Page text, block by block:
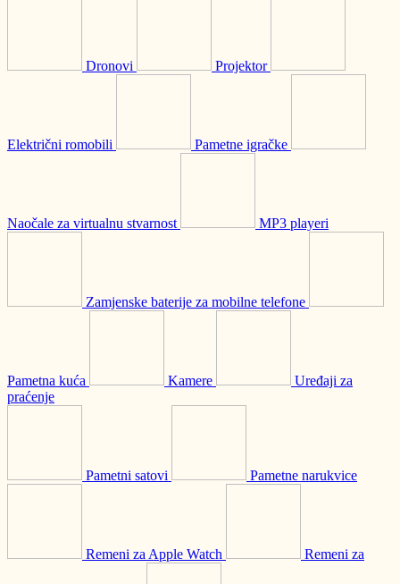
Dronovi Projektor
Električni romobili Pametne igračke
Naočale za virtualnu stvarnost MP3 playeri
Zamjenske baterije za mobilne telefone
Pametna kuća Kamere
Uređaji za
praćenje
Pametni satovi Pametne narukvice
Remeni za Apple Watch Remeni za